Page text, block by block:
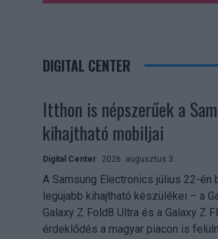
DIGITAL CENTER
Itthon is népszerűek a
kihajtható mobiljai
Digital Center 2026. augusztus 3.
A Samsung Electronics július 22-én
legújabb kihajtható készülékei – a
Galaxy Z Fold8 Ultra és a Galaxy Z
érdeklődés a magyar piacon is